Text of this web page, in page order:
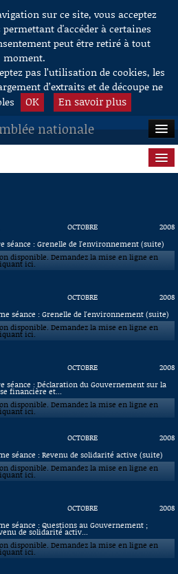
sur ce site, vous acceptez
d'accéder à certaines
peut être retiré à tout
moment.
pas l’utilisation de cookies, les
d’extraits et de découpe ne
OK En savoir plus
nationale
publique
Gouvernement
Présidence
Histoire
OCTOBRE
2008
séance : Grenelle de l'environnement (suite)
disponible. Demandez la mise en ligne en
ici.
OCTOBRE
2008
séance : Grenelle de l'environnement (suite)
disponible. Demandez la mise en ligne en
ici.
OCTOBRE
2008
séance : Déclaration du Gouvernement sur la
financière et...
disponible. Demandez la mise en ligne en
ici.
OCTOBRE
2008
séance : Revenu de solidarité active (suite)
disponible. Demandez la mise en ligne en
ici.
OCTOBRE
2008
séance : Questions au Gouvernement ;
de solidarité activ...
disponible. Demandez la mise en ligne en
ici.